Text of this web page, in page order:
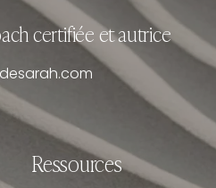
certifiée et autrice
Ressources